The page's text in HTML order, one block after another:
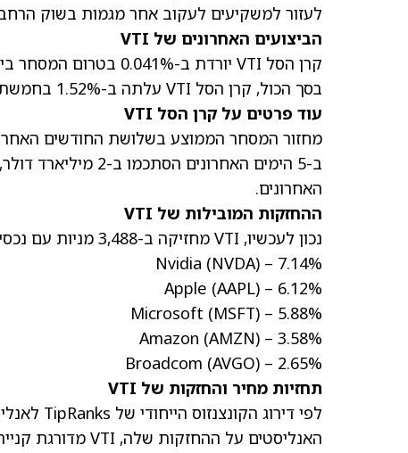
לעזור למשקיעים לעקוב אחר מגמות בשוק
הביצועים האחרונים של VTI
קרן הסל VTI יורדת ב-0.041% בטרום המסחר ביום שישי. במסחר הקודם VTI עלתה ב-0.34%.
בסך הכול, קרן הסל VTI עלתה ב-1.52% בחמשת הימים האחרונים, ועלתה ב-17.97% מתחילת השנה.
עוד פרטים על קרן הסל VTI
האחרונים.
ההחזקות המובילות של VTI
נכון לעכשיו, VTI מחזיקה ב-3,488 מניות עם נכסים כוללים בשווי 574.4 מיליארד דולר. ההחזקות המובילות הן:
Nvidia (NVDA) – 7.14%
Apple (AAPL) – 6.12%
Microsoft (MSFT) – 5.88%
Amazon (AMZN) – 3.58%
Broadcom (AVGO) – 2.65%
תחזיות מחיר והחזקות של VTI